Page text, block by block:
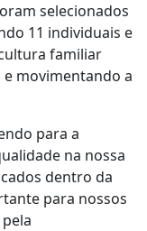
selecionados
11 individuais e
familiar
movimentando a
para a
na nossa
dentro da
para nossos